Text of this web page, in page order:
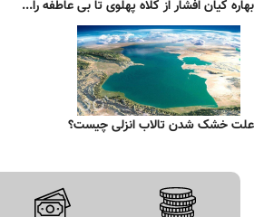
بهاره کیان افشار از کلاه پهلوی تا بی عاطفه را...
علت خشک شدن تالاب انزلی چیست؟